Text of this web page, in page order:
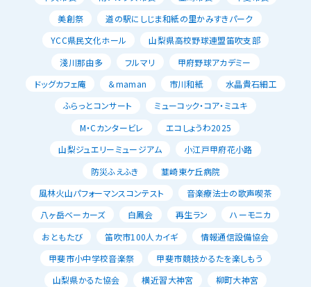
美創祭
道の駅にしじま和紙の里かみすきパーク
YCC県民文化ホール
山梨県高校野球連盟笛吹支部
淺川那由多
フルマリ
甲府野球アカデミー
ドッグカフェ庵
＆maman 市川和紙
水晶貴石細工
ふらっとコンサート
ミューコック・コア・ミユキ
M・Cカンタービレ
エコしょうわ2025
山梨ジュエリーミュージアム
小江戸甲府花小路
防災ふえふき
韮崎東ケ丘病院
風林火山パフォーマンスコンテスト
音楽療法士の歌声喫茶
八ヶ岳ベーカーズ
白鳳会 再生ラン
ハーモニカ
おともたび
笛吹市100人カイギ
情報通信設備協会
甲斐市小中学校音楽祭
甲斐市競技かるたを楽しもう
山梨県かるた協会
横近習大神宮
柳町大神宮